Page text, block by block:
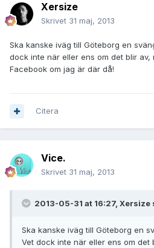
Xersize
Skrivet 31 maj, 2013
Ska kanske iväg till Göteborg en
dock inte när eller ens om det blir av,
Facebook om jag är där då!
Citera
Vice.
Skrivet 31 maj, 2013
2013-05-31 at 16:27, Xersize
Ska kanske iväg till Göteborg en
Vet dock inte när eller ens om det